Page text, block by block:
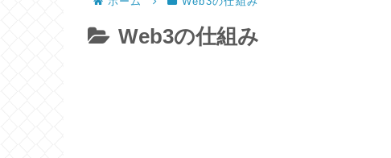
Web3の仕組み